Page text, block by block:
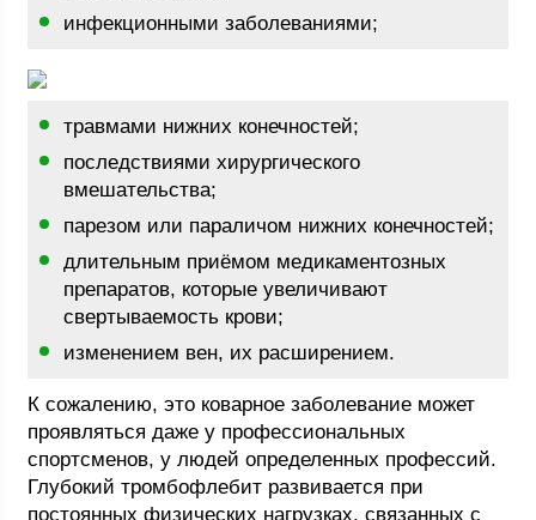
инфекционными заболеваниями;
травмами нижних конечностей;
последствиями хирургического
вмешательства;
парезом или параличом нижних конечностей;
длительным приёмом медикаментозных
препаратов, которые увеличивают
свертываемость крови;
изменением вен, их расширением.
К сожалению, это коварное заболевание может
проявляться даже у профессиональных
спортсменов, у людей определенных профессий.
Глубокий тромбофлебит развивается при
постоянных физических нагрузках, связанных с